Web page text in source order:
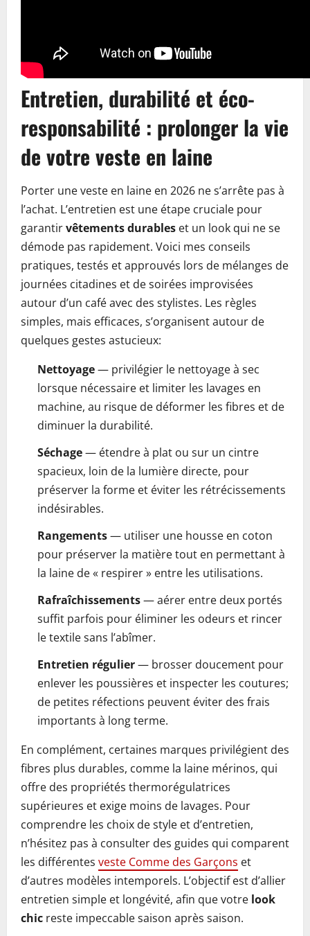
Entretien, durabilité et éco-
responsabilité : prolonger la vie
de votre veste en laine
Porter une veste en laine en 2026 ne s’arrête pas à
l’achat. L’entretien est une étape cruciale pour
garantirvêtements durables et un look qui ne se
démode pas rapidement. Voici mes conseils
pratiques, testés et approuvés lors de mélanges de
journées citadines et de soirées improvisées
autour d’un café avec des stylistes. Les règles
simples, mais efficaces, s’organisent autour de
quelques gestes astucieux:
Nettoyage— privilégier le nettoyage à sec
lorsque nécessaire et limiter les lavages en
machine, au risque de déformer les fibres et de
diminuer la durabilité.
Séchage— étendre à plat ou sur un cintre
spacieux, loin de la lumière directe, pour
préserver la forme et éviter les rétrécissements
indésirables.
Rangements— utiliser une housse en coton
pour préserver la matière tout en permettant à
la laine de « respirer » entre les utilisations.
Rafraîchissements— aérer entre deux portés
suffit parfois pour éliminer les odeurs et rincer
le textile sans l’abîmer.
Entretien régulier— brosser doucement pour
enlever les poussières et inspecter les coutures;
de petites réfections peuvent éviter des frais
importants à long terme.
En complément, certaines marques privilégient des
fibres plus durables, comme la laine mérinos, qui
offre des propriétés thermorégulatrices
supérieures et exige moins de lavages. Pour
comprendre les choix de style et d’entretien,
n’hésitez pas à consulter des guides qui comparent
les différentes veste Comme des Garçons et
d’autres modèles intemporels. L’objectif est d’allier
entretien simple et longévité, afin que votre look
chic reste impeccable saison après saison.